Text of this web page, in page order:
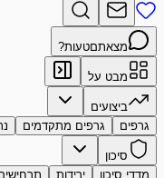
מצאתםטעות?
מבט על
ביצועים
גרפים
גרפים מתקדמים
סיכון
מדדי סיכון
ירידות